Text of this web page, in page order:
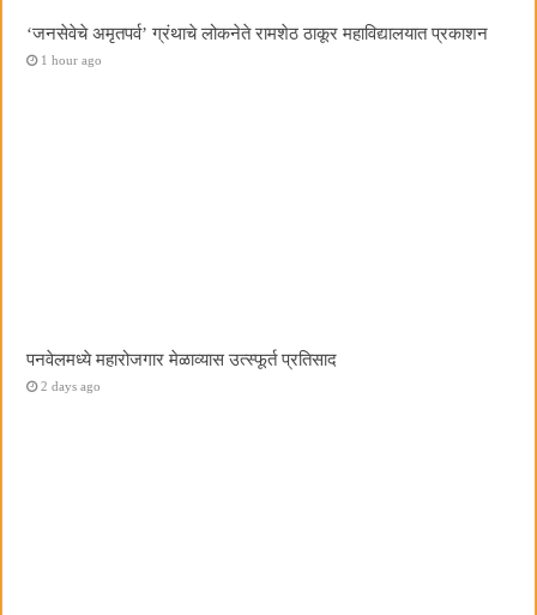
‌‘जनसेवेचे अमृतपर्व‌’ ग्रंथाचे लोकनेते रामशेठ ठाकूर महाविद्यालयात प्रकाशन
1 hour ago
पनवेलमध्ये महारोजगार मेळाव्यास उत्स्फूर्त प्रतिसाद
2 days ago